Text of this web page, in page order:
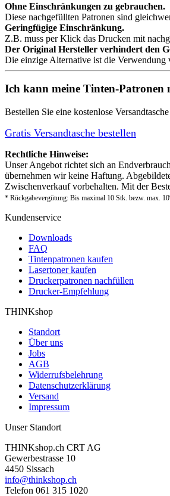
Ohne Einschränkungen zu gebrauchen.
Diese nachgefüllten Patronen sind
Geringfügige Einschränkung.
Z.B. muss per Klick das Drucken mit
Der Original Hersteller verhindert den
Die einzige Alternative ist die
Ich kann meine Tinten-Patronen
Bestellen Sie eine kostenlose Versandtasche
Gratis Versandtasche bestellen
Rechtliche Hinweise:
Unser Angebot richtet sich an
übernehmen wir keine Haftung.
Zwischenverkauf vorbehalten. Mit der
* Rückgabevergütung: Bis maximal 10 Stk. bezw. max.
Kundenservice
Downloads
FAQ
Tintenpatronen kaufen
Lasertoner kaufen
Druckerpatronen nachfüllen
Drucker-Empfehlung
THINKshop
Standort
Über uns
Jobs
AGB
Widerrufsbelehrung
Datenschutzerklärung
Versand
Impressum
Unser Standort
THINKshop.ch CRT AG
Gewerbestrasse 10
4450 Sissach
info@thinkshop.ch
Telefon 061 315 1020